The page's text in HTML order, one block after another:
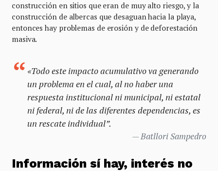
construcción en sitios que eran de muy alto riesgo, y la
construcción de albercas que desaguan hacia la playa,
entonces hay problemas de erosión y de deforestación
masiva.
«Todo este impacto acumulativo va generando
un problema en el cual, al no haber una
respuesta institucional ni municipal, ni estatal
ni federal, ni de las diferentes dependencias, es
un rescate individual”.
Batllori Sampedro
Información sí hay, interés no